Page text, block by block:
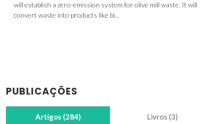
will establish a zero-emission system for olive mill waste. It will
convert waste into products like bi...
PUBLICAÇÕES
Artigos (284) Livros (3)